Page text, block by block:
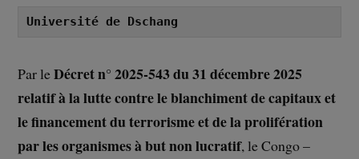
Université de Dschang
Par leDécret n° 2025-543 du 31 décembre 2025
relatif à la lutte contre le blanchiment de capitaux et
le financement du terrorisme et de la prolifération
par les organismes à but non lucratif, le Congo –